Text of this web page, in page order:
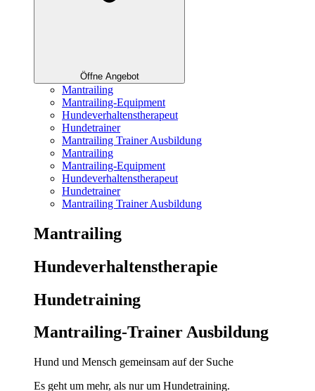
Öffne Angebot
Mantrailing
Mantrailing-Equipment
Hundeverhaltenstherapeut
Hundetrainer
Mantrailing Trainer Ausbildung
Mantrailing
Mantrailing-Equipment
Hundeverhaltenstherapeut
Hundetrainer
Mantrailing Trainer Ausbildung
Mantrailing
Hunde­verhaltens­therapie
Hunde­training
Mantrailing-Trainer Ausbildung
Hund und Mensch gemeinsam auf der Suche
Es geht um mehr, als nur um Hundetraining.